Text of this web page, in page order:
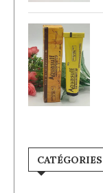
CATÉGORIES